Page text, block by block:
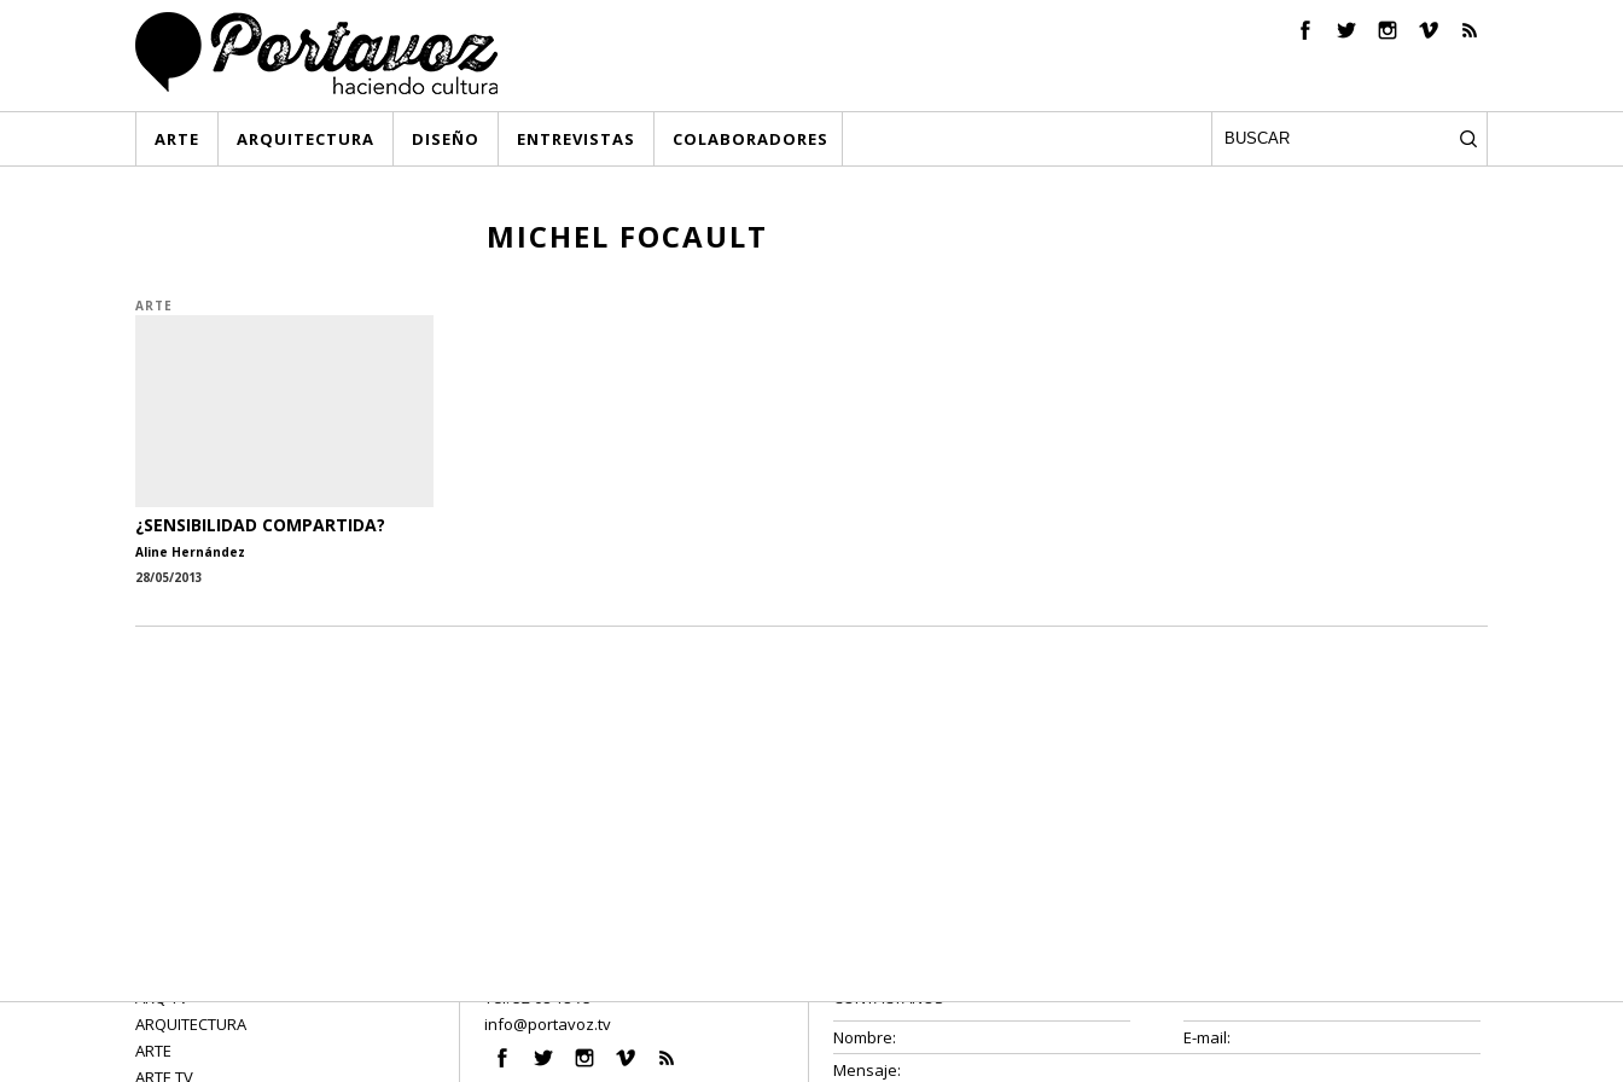
ARTE ARQUITECTURA DISEÑO ENTREVISTAS COLABORADORES
MICHEL FOCAULT
ARTE
¿SENSIBILIDAD COMPARTIDA?
Aline Hernández
28/05/2013
ARQ TV
ARQUITECTURA
ARTE
ARTE TV
Tel: 52 08 18 75
info@portavoz.tv
CONTÁCTANOS